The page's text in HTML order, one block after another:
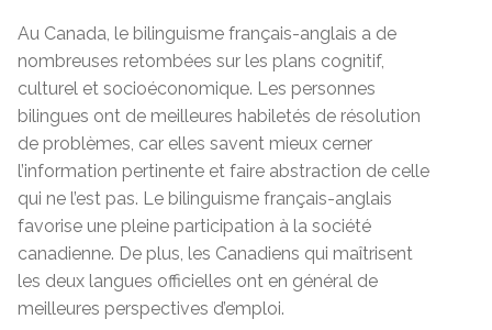
Au Canada, le bilinguisme français-anglais a de
nombreuses retombées sur les plans cognitif,
culturel et socioéconomique. Les personnes
bilingues ont de meilleures habiletés de résolution
de problèmes, car elles savent mieux cerner
l’information pertinente et faire abstraction de celle
qui ne l’est pas. Le bilinguisme français-anglais
favorise une pleine participation à la société
canadienne. De plus, les Canadiens qui maîtrisent
les deux langues officielles ont en général de
meilleures perspectives d’emploi.